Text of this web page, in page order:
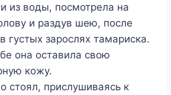
из воды, посмотрела на
и раздув шею, после
густых зарослях тамариска.
она оставила свою
кожу.
стоял, прислушиваясь к